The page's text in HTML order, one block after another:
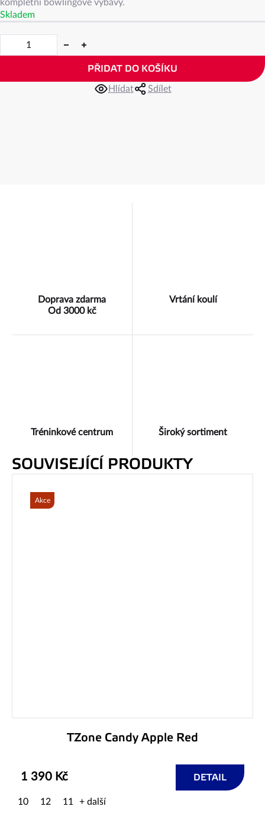
Skladem
PŘIDAT DO KOŠÍKU
kompletní bowlingové výbavy.
Hlídat Sdílet
Doprava zdarma
Od 3000 kč
Vrtání koulí
Tréninkové centrum Široký sortiment
SOUVISEJÍCÍ PRODUKTY
Akce
TZone Candy Apple Red
1 390 Kč DETAIL
10 12 11 + další